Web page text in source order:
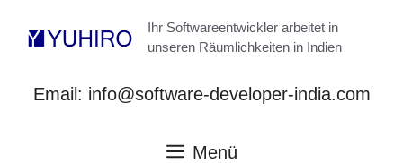
Inhalt
Ihr Softwareentwickler arbeitet in
unseren Räumlichkeiten in Indien
Email: info@software-developer-india.com
Menü